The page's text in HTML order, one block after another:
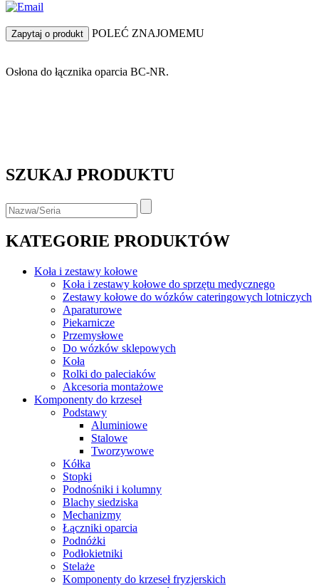
Zapytaj o produkt POLEĆ ZNAJOMEMU
Osłona do łącznika oparcia BC-NR.
SZUKAJ PRODUKTU
KATEGORIE PRODUKTÓW
Koła i zestawy kołowe
Koła i zestawy kołowe do sprzętu medycznego
Zestawy kołowe do wózków cateringowych lotniczych
Aparaturowe
Piekarnicze
Przemysłowe
Do wózków sklepowych
Koła
Rolki do paleciaków
Akcesoria montażowe
Komponenty do krzeseł
Podstawy
Aluminiowe
Stalowe
Tworzywowe
Kółka
Stopki
Podnośniki i kolumny
Blachy siedziska
Mechanizmy
Łączniki oparcia
Podnóżki
Podłokietniki
Stelaże
Komponenty do krzeseł fryzjerskich